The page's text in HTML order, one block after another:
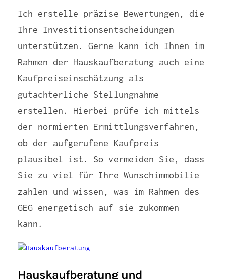
Ich erstelle präzise Bewertungen, die
Ihre Investitionsentscheidungen
unterstützen. Gerne kann ich Ihnen im
Rahmen der Hauskaufberatung auch eine
Kaufpreiseinschätzung als
gutachterliche Stellungnahme
erstellen. Hierbei prüfe ich mittels
der normierten Ermittlungsverfahren,
ob der aufgerufene Kaufpreis
plausibel ist. So vermeiden Sie, dass
Sie zu viel für Ihre Wunschimmobilie
zahlen und wissen, was im Rahmen des
GEG energetisch auf sie zukommen
kann.
Hauskaufberatung und